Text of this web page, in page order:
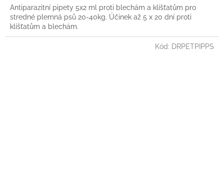
Antiparazitní pipety 5x2 ml proti blechám a klíšťatům pro
stredné plemná psů 20-40kg. Účinek až 5 x 20 dní proti
klíšťatům a blechám.
Kód: DRPETPIPPS